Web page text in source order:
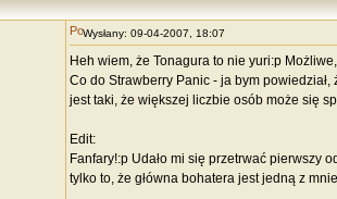
Wysłany: 09-04-2007, 18:07
Heh wiem, że Tonagura to nie yuri:p
Co do Strawberry Panic - ja bym
jest taki, że większej liczbie osób może się
Edit:
Fanfary!:p Udało mi się przetrwać pierwszy
tylko to, że główna bohatera jest jedną z